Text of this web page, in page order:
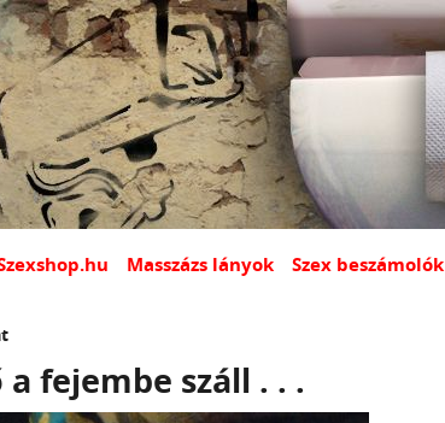
Masszázs lányok Szex beszámolók
fejembe száll . . .